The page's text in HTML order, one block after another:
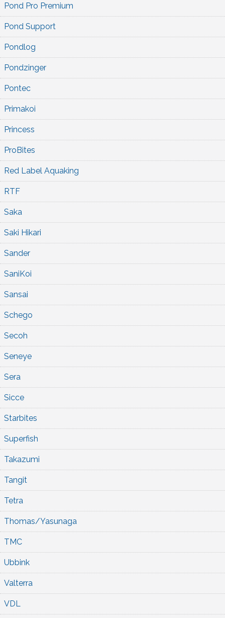
Pond Pro Premium
Pond Support
Pondlog
Pondzinger
Pontec
Primakoi
Princess
ProBites
Red Label Aquaking
RTF
Saka
Saki Hikari
Sander
SaniKoi
Sansai
Schego
Secoh
Seneye
Sera
Sicce
Starbites
Superfish
Takazumi
Tangit
Tetra
Thomas/Yasunaga
TMC
Ubbink
Valterra
VDL